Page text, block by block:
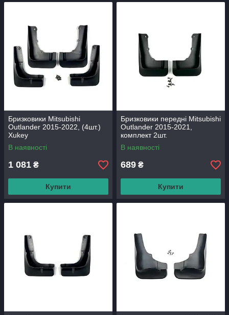
Бризковики Mitsubishi
Outlander 2015-2022, (4шт.)
Xukey
В наявності
1 081 ₴
Купити
Бризковики передні Mitsubishi
Outlander 2015-2021,
комплект 2шт.
В наявності
689 ₴
Купити